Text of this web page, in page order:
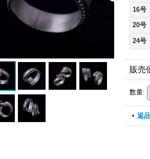
16号
20号
24号
販売
数量:
返